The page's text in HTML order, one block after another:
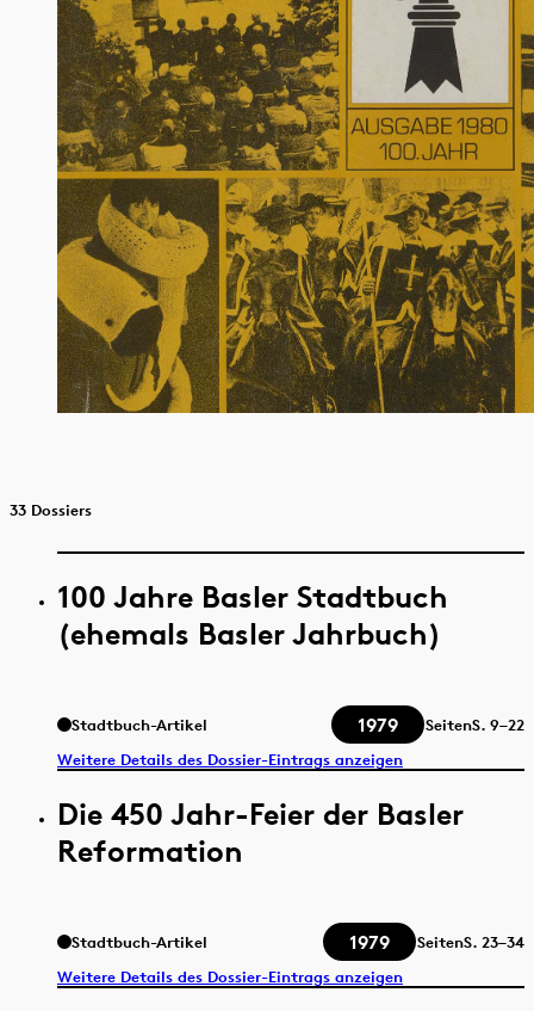
33 Dossiers
100 Jahre Basler Stadtbuch
(ehemals Basler Jahrbuch)
Stadtbuch-Artikel 1979 SeitenS. 9–22
Weitere Details des Dossier-Eintrags anzeigen
Die 450 Jahr-Feier der Basler
Reformation
Stadtbuch-Artikel 1979 SeitenS. 23–34
Weitere Details des Dossier-Eintrags anzeigen